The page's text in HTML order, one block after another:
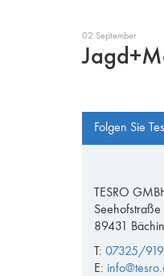
02 September
Folgen Sie
TESRO
Seehofstraße
89431
T: 07325/
E: